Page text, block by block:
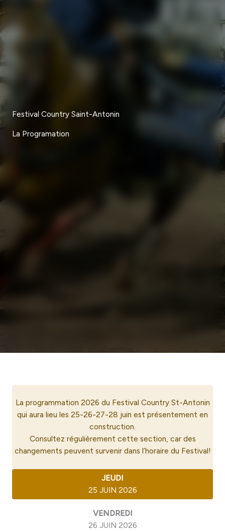
Festival Country Saint-Antonin
La Programation
La programmation 2026 du Festival Country St-Antonin
qui aura lieu les 25-26-27-28 juin est présentement en
construction.
Consultez régulièrement cette section, car des
changements peuvent survenir dans l’horaire du Festival!
JEUDI
25 JUIN 2026
VENDREDI
26 JUIN 2026